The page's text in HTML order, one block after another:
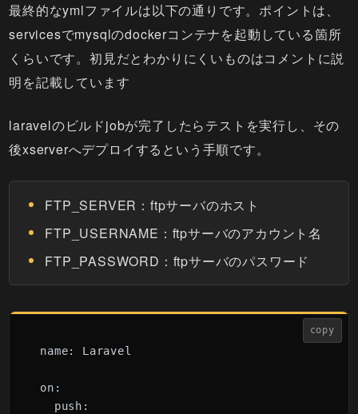
最終的なymlファイルは以下の通りです。ポイントは、
servicesでmysqlのdockerコンテナを起動している箇所
くらいです。初見だとわかりにくいものはコメントに説
明を記載しています
laravelのビルドjobが完了したらテストを実行し、その
後xserverへデプロイするという手順です。
FTP_SERVER：ftpサーバのホスト
FTP_USERNAME：ftpサーバのアカウント名
FTP_PASSWORD：ftpサーバのパスワード
copy
name: Laravel
on:
push: